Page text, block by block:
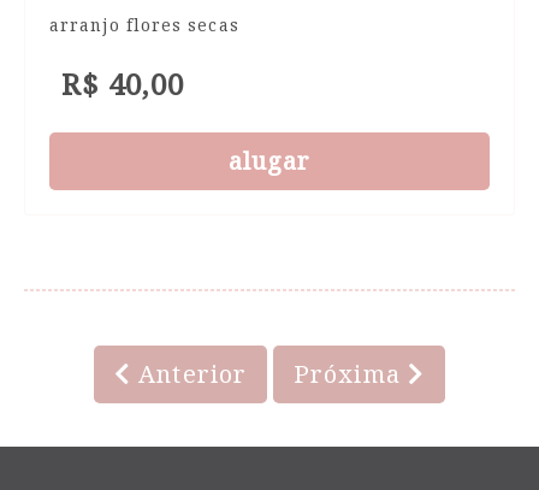
arranjo flores secas
R$ 40,00
alugar
Anterior Próxima